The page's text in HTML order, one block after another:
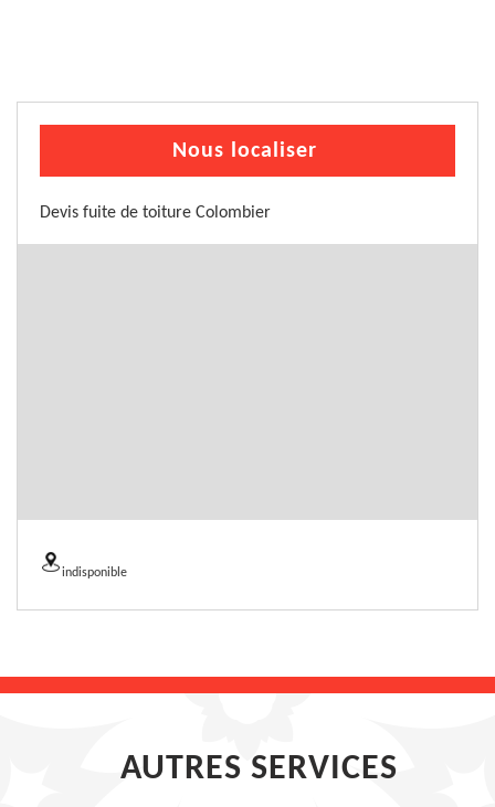
Nous localiser
Devis fuite de toiture Colombier
indisponible
AUTRES SERVICES